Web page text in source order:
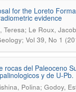
for the Loreto
evidence
Le Roux,
Vol 39, No 1
rocas del Paleoceno
y de U-Pb.
Polina; Godoy,